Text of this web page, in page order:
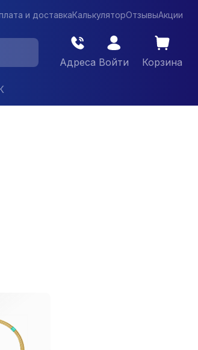
и доставкаКалькуляторОтзывыАкции
Адреса Войти Корзина